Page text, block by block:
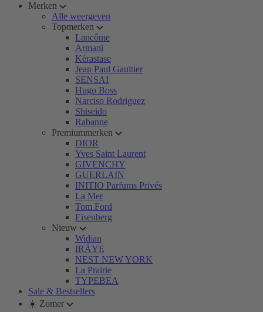
Merken
Alle weergeven
Topmerken
Lancôme
Armani
Kérastase
Jean Paul Gaultier
SENSAI
Hugo Boss
Narciso Rodriguez
Shiseido
Rabanne
Premiummerken
DIOR
Yves Saint Laurent
GIVENCHY
GUERLAIN
INITIO Parfums Privés
La Mer
Tom Ford
Eisenberg
Nieuw
Widian
IRÄYE
NEST NEW YORK
La Prairie
TYPEBEA
Sale & Bestsellers
☀️ Zomer